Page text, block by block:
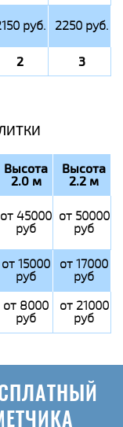
руб. 2250 руб.
2 3
Высота
2.0 м
Высота
2.2 м
от 45000
руб
от 50000
руб
от 15000
руб
от 17000
руб
от 8000
руб
от 21000
руб